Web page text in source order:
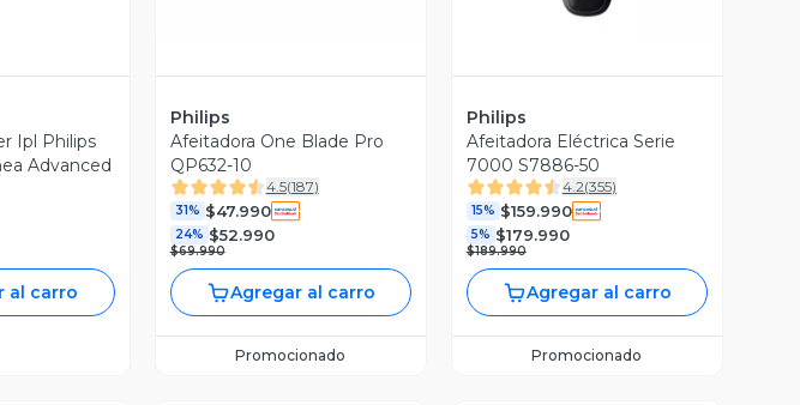
Ipl Philips
Advanced
al carro
Philips
Afeitadora One Blade Pro
QP632-10
4.5(187)
31% $47.990
24% $52.990
$69.990
Agregar al carro
Promocionado
Philips
Afeitadora Eléctrica Serie
7000 S7886-50
4.2(355)
15% $159.990
5% $179.990
$189.990
Agregar al carro
Promocionado